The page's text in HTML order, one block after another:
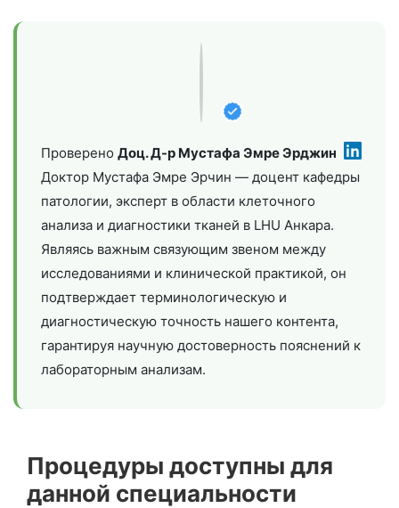
Проверено Доц. Д-р Мустафа Эмре Эрджин
Доктор Мустафа Эмре Эрчин — доцент кафедры
патологии, эксперт в области клеточного
анализа и диагностики тканей в LHU Анкара.
Являясь важным связующим звеном между
исследованиями и клинической практикой, он
подтверждает терминологическую и
диагностическую точность нашего контента,
гарантируя научную достоверность пояснений к
лабораторным анализам.
Процедуры доступны для
данной специальности